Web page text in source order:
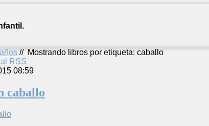
// Mostrando libros por etiqueta: caballo
RSS
08:59
caballo